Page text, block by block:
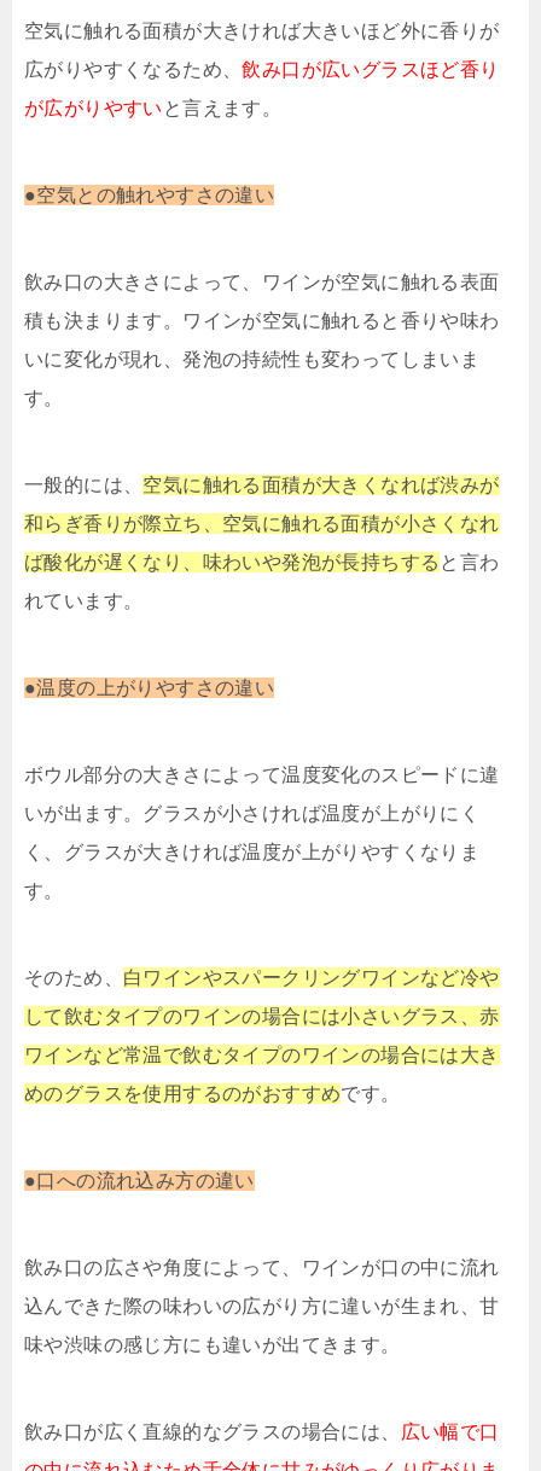
空気に触れる面積が大きければ大きいほど外に香りが
広がりやすくなるため、飲み口が広いグラスほど香り
が広がりやすい と言えます。
●空気との触れやすさの違い
飲み口の大きさによって、ワインが空気に触れる表面
積も決まります。ワインが空気に触れると香りや味わ
いに変化が現れ、発泡の持続性も変わってしまいま
す。
一般的には、 空気に触れる面積が大きくなれば渋みが
和らぎ香りが際立ち、空気に触れる面積が小さくなれ
ば酸化が遅くなり、味わいや発泡が長持ちする と言わ
れています。
●温度の上がりやすさの違い
ボウル部分の大きさによって温度変化のスピードに違
いが出ます。グラスが小さければ温度が上がりにく
く、グラスが大きければ温度が上がりやすくなりま
す。
そのため、 白ワインやスパークリングワインなど冷や
して飲むタイプのワインの場合には小さいグラス、赤
ワインなど常温で飲むタイプのワインの場合には大き
めのグラスを使用するのがおすすめです。
●口への流れ込み方の違い
飲み口の広さや角度によって、ワインが口の中に流れ
込んできた際の味わいの広がり方に違いが生まれ、甘
味や渋味の感じ方にも違いが出てきます。
飲み口が広く直線的なグラスの場合には、
広い幅で口